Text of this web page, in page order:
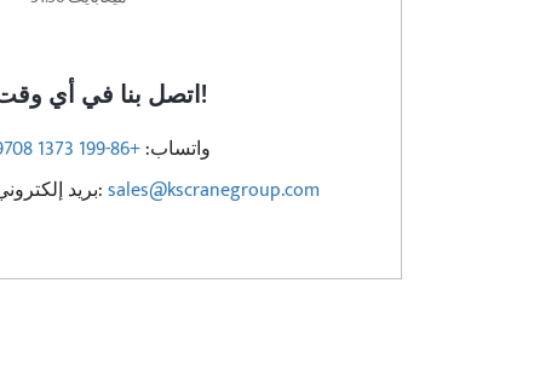
اتصل بنا في أي وقت!
واتساب:+86-199 1373 9708
بريد إلكتروني:sales@kscranegroup.com